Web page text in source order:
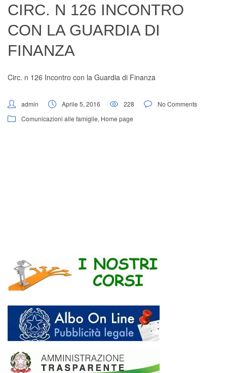
CIRC. N 126 INCONTRO
CON LA GUARDIA DI
FINANZA
Circ. n 126 Incontro con la Guardia di Finanza
admin Aprile 5, 2016 228
No Comments
Comunicazioni alle famiglie, Home page